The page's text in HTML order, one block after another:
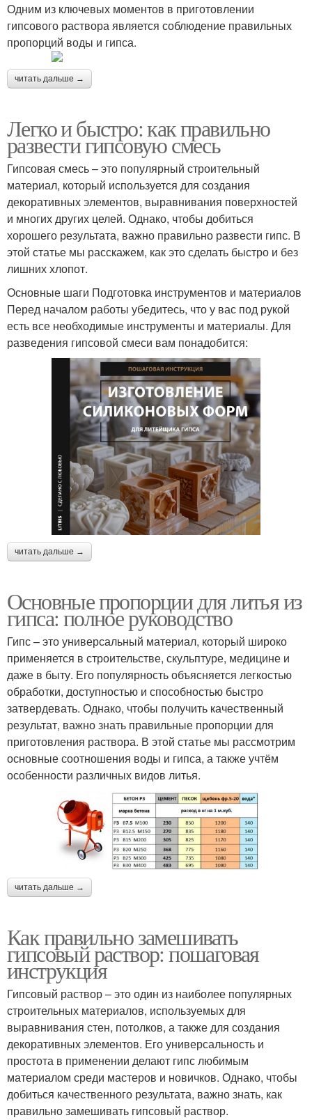
Одним из ключевых моментов в приготовлении
гипсового раствора является соблюдение правильных
пропорций воды и гипса.
читать дальше →
Легко и быстро: как правильно
развести гипсовую смесь
Гипсовая смесь – это популярный строительный
материал, который используется для создания
декоративных элементов, выравнивания поверхностей
и многих других целей. Однако, чтобы добиться
хорошего результата, важно правильно развести гипс. В
этой статье мы расскажем, как это сделать быстро и без
лишних хлопот.
Основные шаги Подготовка инструментов и материалов
Перед началом работы убедитесь, что у вас под рукой
есть все необходимые инструменты и материалы. Для
разведения гипсовой смеси вам понадобится:
читать дальше →
Основные пропорции для литья из
гипса: полное руководство
Гипс – это универсальный материал, который широко
применяется в строительстве, скульптуре, медицине и
даже в быту. Его популярность объясняется легкостью
обработки, доступностью и способностью быстро
затвердевать. Однако, чтобы получить качественный
результат, важно знать правильные пропорции для
приготовления раствора. В этой статье мы рассмотрим
основные соотношения воды и гипса, а также учтём
особенности различных видов литья.
читать дальше →
Как правильно замешивать
гипсовый раствор: пошаговая
инструкция
Гипсовый раствор – это один из наиболее популярных
строительных материалов, используемых для
выравнивания стен, потолков, а также для создания
декоративных элементов. Его универсальность и
простота в применении делают гипс любимым
материалом среди мастеров и новичков. Однако, чтобы
добиться качественного результата, важно знать, как
правильно замешивать гипсовый раствор.